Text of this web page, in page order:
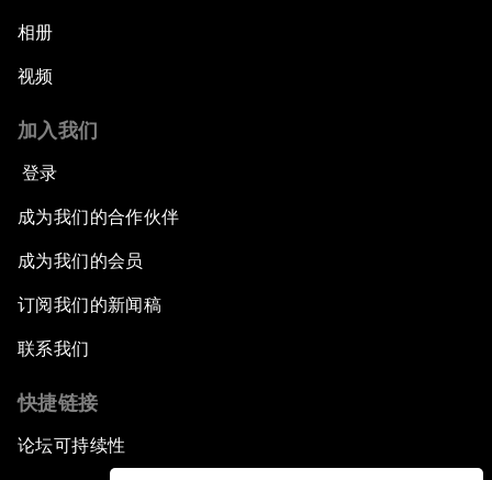
相册
视频
加入我们
登录
成为我们的合作伙伴
成为我们的会员
订阅我们的新闻稿
联系我们
快捷链接
论坛可持续性